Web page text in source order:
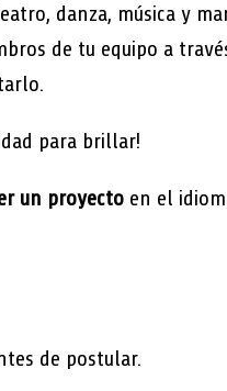
danza, música y
de tu equipo a
para brillar!
un proyecto en el
de postular.